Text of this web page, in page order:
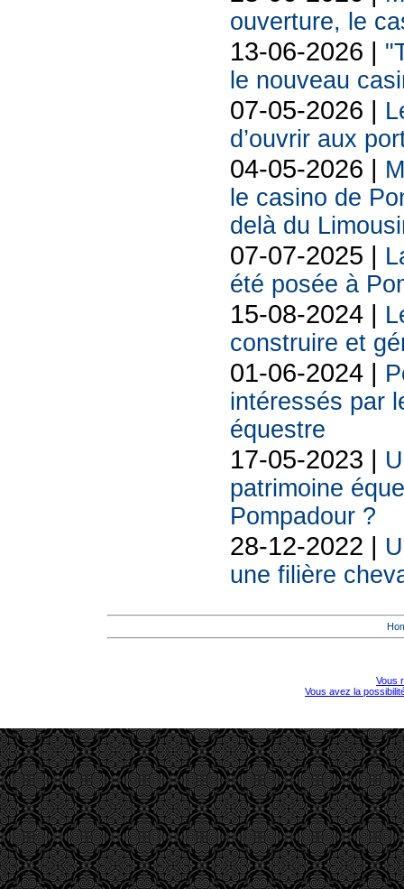
ouverture, le
13-06-2026 |
le nouveau
07-05-2026 |
d’ouvrir aux
04-05-2026 |
le casino de
delà du
07-07-2025 |
été posée à
15-08-2024 |
construire et
01-06-2024 |
intéressés par
équestre
17-05-2023 |
patrimoine
Pompadour ?
28-12-2022 |
une filière
Vous
Vous avez la